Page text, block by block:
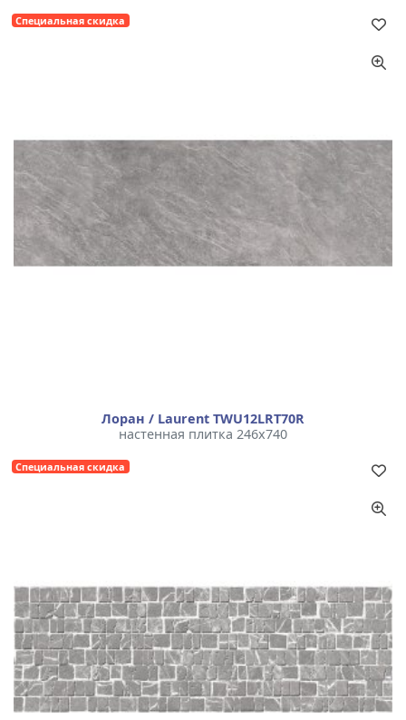
Специальная скидка
Лоран / Laurent TWU12LRT70R
настенная плитка 246x740
Специальная скидка